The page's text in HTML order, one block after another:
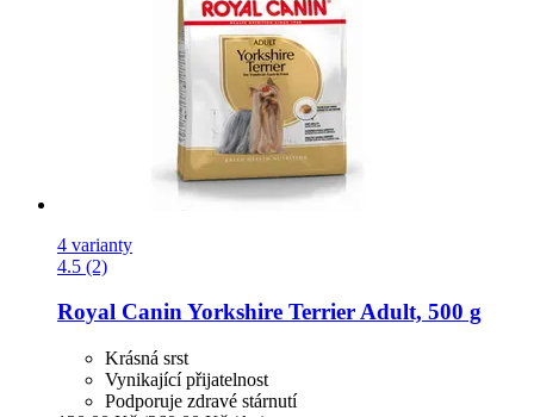
4 varianty
4.5 (2)
Royal CaninYorkshire Terrier Adult, 500 g
Krásná srst
Vynikající přijatelnost
Podporuje zdravé stárnutí